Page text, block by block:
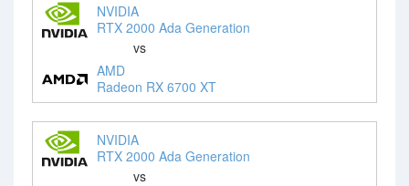
NVIDIA
RTX 2000 Ada Generation
vs
AMD
Radeon RX 6700 XT
NVIDIA
RTX 2000 Ada Generation
vs